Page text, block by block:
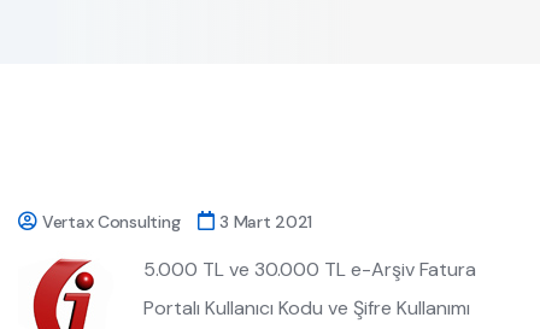
Vertax Consulting 3 Mart 2021
5.000 TL ve 30.000 TL e-Arşiv Fatura
Portalı Kullanıcı Kodu ve Şifre Kullanımı